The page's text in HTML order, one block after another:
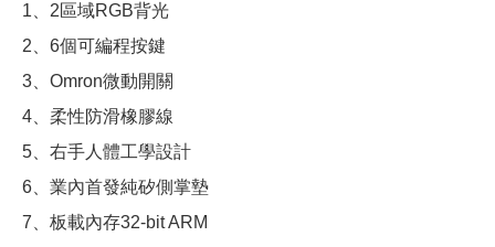
1、2區域RGB背光
2、6個可編程按鍵
3、Omron微動開關
4、柔性防滑橡膠線
5、右手人體工學設計
6、業內首發純矽側掌墊
7、板載內存32-bit ARM